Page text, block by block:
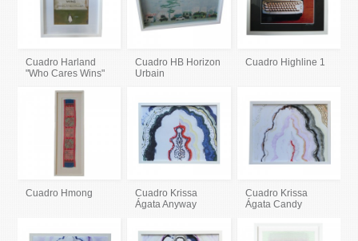
Cuadro Harland
"Who Cares Wins"
Cuadro HB Horizon
Urbain
Cuadro Highline 1
Cuadro Hmong
Cuadro Krissa
Ágata Anyway
Cuadro Krissa
Ágata Candy